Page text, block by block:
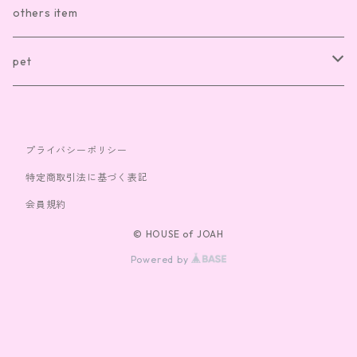
sox
bag
necklace
ring
others item
pet
toy
プライバシーポリシー
特定商取引法に基づく表記
会員規約
© HOUSE of JOAH
Powered by